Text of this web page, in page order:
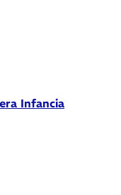
Infancia